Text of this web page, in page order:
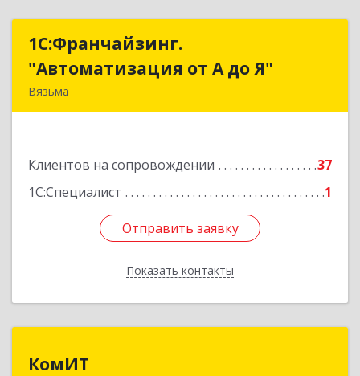
1С:Франчайзинг.
"Автоматизация от А до Я"
Вязьма
Клиентов на сопровождении
37
1С:Специалист
1
Отправить заявку
Показать контакты
1С:Франчайзинг.
"Автоматизация от А до Я"
Подробнее
Отправить заявку
Назад
КомИТ